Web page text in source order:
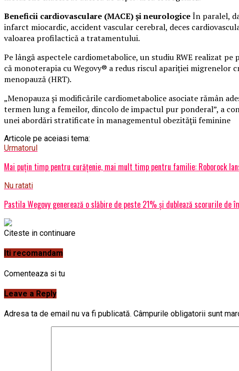
Beneficii cardiovasculare (MACE) și neurologiceÎn paralel,
infarct miocardic, accident vascular cerebral, deces
valoarea profilactică a tratamentului.
Pe lângă aspectele cardiometabolice, un studiu RWE realizat
că monoterapia cu Wegovy® a redus riscul apariției migrenelor
menopauză (HRT).
„Menopauza și modificările cardiometabolice asociate rămân
termen lung a femeilor, dincolo de impactul pur ponderal”, a
unei abordări stratificate în managementul obezității feminine
Articole pe aceiasi tema:
Urmatorul
Mai puțin timp pentru curățenie, mai mult timp pentru familie: Roborock
Nu ratati
Pastila Wegovy generează o slăbire de peste 21% și dublează scorurile
Citeste in continuare
Iti recomandam
Comenteaza si tu
Leave a Reply
Adresa ta de email nu va fi publicată. Câmpurile obligatorii sunt